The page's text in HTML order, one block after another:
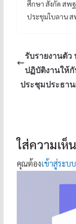
ศึกษา สังกัด สพ
ประชุมใบลาน ส
รับรายงานตั
ปฏิบัติงานให้
ประชุมประธา
ใส่ความเห็น
คุณต้องเข้าสู่ระบบ